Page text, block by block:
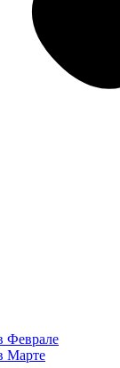
Феврале
Марте